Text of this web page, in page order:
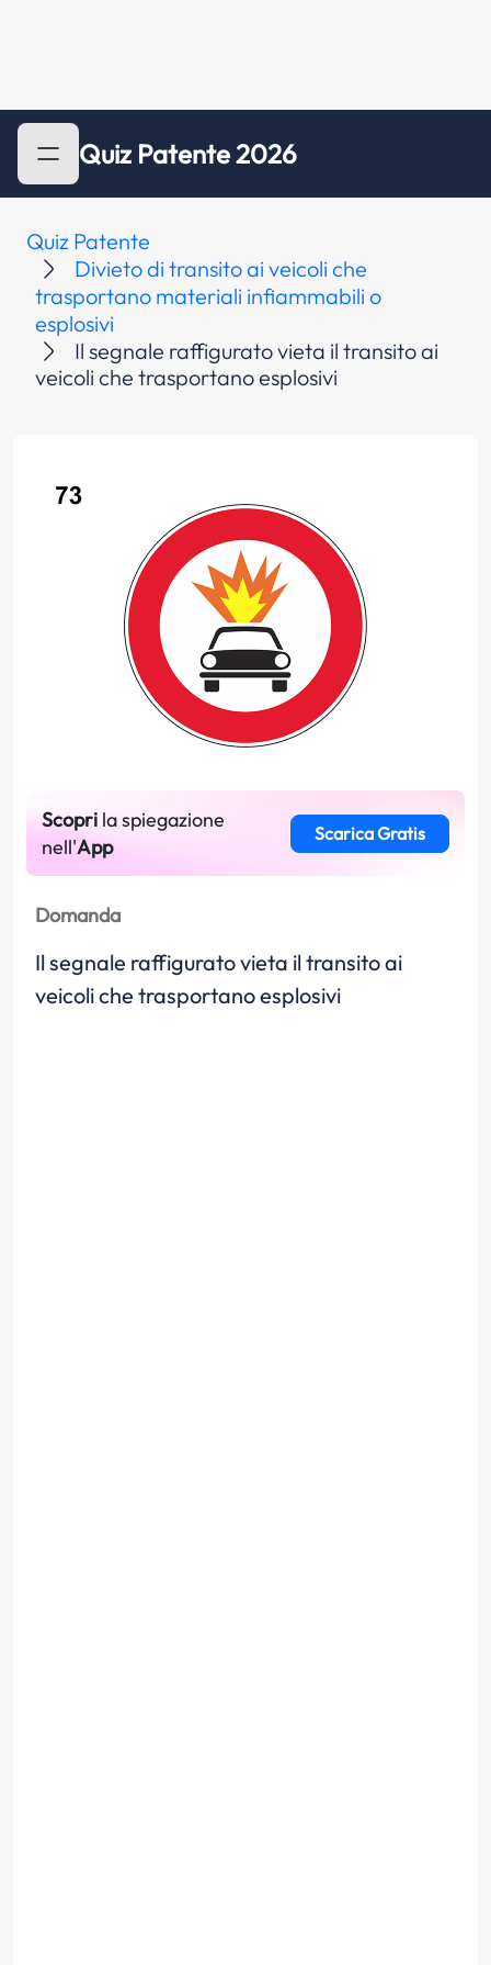
Quiz Patente 2026
Quiz Patente
Divieto di transito ai veicoli che
trasportano materiali infiammabili o
esplosivi
Il segnale raffigurato vieta il transito ai
veicoli che trasportano esplosivi
Scopri la spiegazione
nell'App
Scarica Gratis
Domanda
Il segnale raffigurato vieta il transito ai
veicoli che trasportano esplosivi